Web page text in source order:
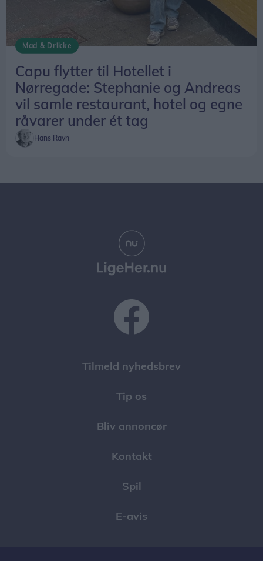
Capu flytter til Hotellet i
Nørregade: Stephanie og Andreas
vil samle restaurant, hotel og egne
råvarer under ét tag
Hans Ravn
Tilmeld nyhedsbrev
Tip os
Bliv annoncør
Kontakt
Spil
E-avis